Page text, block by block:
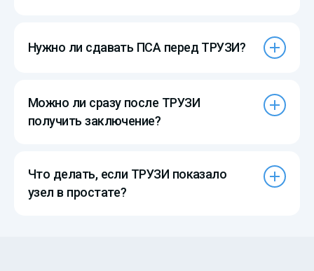
Нужно ли сдавать ПСА перед ТРУЗИ?
Можно ли сразу после ТРУЗИ
получить заключение?
Что делать, если ТРУЗИ показало
узел в простате?